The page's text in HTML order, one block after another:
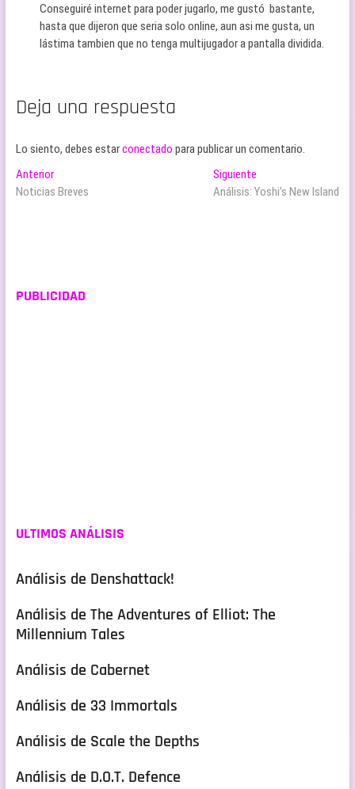
Conseguiré internet para poder jugarlo, me gustó bastante,
hasta que dijeron que seria solo online, aun asi me gusta, un
lástima tambien que no tenga multijugador a pantalla dividida.
Deja una respuesta
Lo siento, debes estarconectado para publicar un comentario.
Navegación
de
AnteriorEntrada
anterior:
Noticias Breves
Siguiente
siguiente:
Análisis: Yoshi’s New Island
PUBLICIDAD
ULTIMOS ANÁLISIS
Análisis de Denshattack!
Análisis de The Adventures of Elliot: The
Millennium Tales
Análisis de Cabernet
Análisis de 33 Immortals
Análisis de Scale the Depths
Análisis de D.O.T. Defence